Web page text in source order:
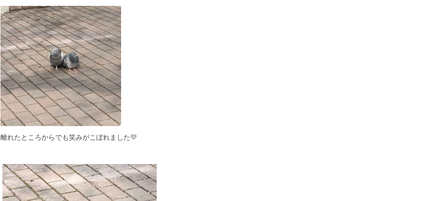
離れたところからでも笑みがこぼれました💛